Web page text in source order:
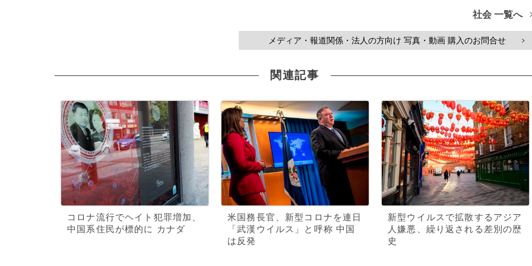
社会 一覧へ
メディア・報道関係・法人の方向け 写真・動画 購入のお問合せ >
関連記事
コロナ流行でヘイト犯罪増加、
中国系住民が標的に カナダ
米国務長官、新型コロナを連日
「武漢ウイルス」と呼称 中国
は反発
新型ウイルスで拡散するアジア
人嫌悪、繰り返される差別の歴
史